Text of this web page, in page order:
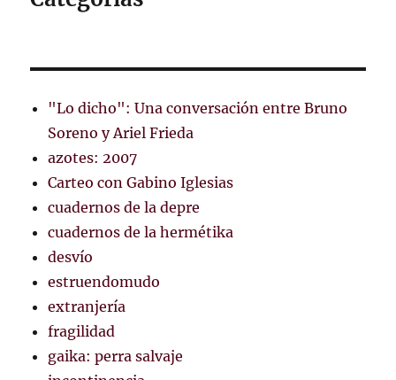
"Lo dicho": Una conversación entre Bruno
Soreno y Ariel Frieda
azotes: 2007
Carteo con Gabino Iglesias
cuadernos de la depre
cuadernos de la hermétika
desvío
estruendomudo
extranjería
fragilidad
gaika: perra salvaje